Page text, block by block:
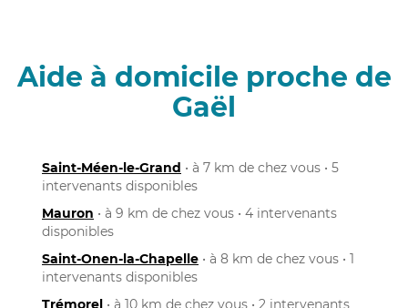
Aide à domicile proche de
Gaël
Saint-Méen-le-Grand • à 7 km de chez vous • 5
intervenants disponibles
Mauron • à 9 km de chez vous • 4 intervenants
disponibles
Saint-Onen-la-Chapelle • à 8 km de chez vous • 1
intervenants disponibles
Trémorel • à 10 km de chez vous • 2 intervenants